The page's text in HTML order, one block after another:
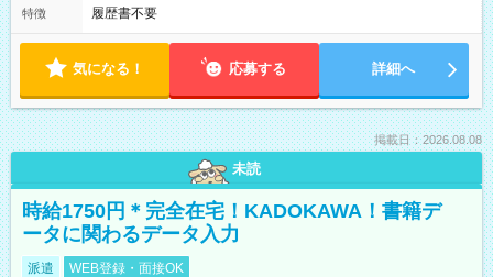
特徴 履歴書不要
気になる！ 応募する 詳細へ
掲載日：2026.08.08
未読
時給1750円＊完全在宅！KADOKAWA！書籍デ
ータに関わるデータ入力
派遣 WEB登録・面接OK